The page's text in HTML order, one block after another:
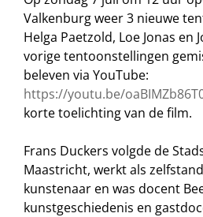
Valkenburg weer 3 nieuwe
Helga Paetzold, Loe Jonas en
vorige tentoonstellingen
beleven via YouTube:
https://youtu.be/
korte toelichting van de film.
Frans Duckers volgde de
Maastricht, werkt als
kunstenaar en was docent
kunstgeschiedenis en